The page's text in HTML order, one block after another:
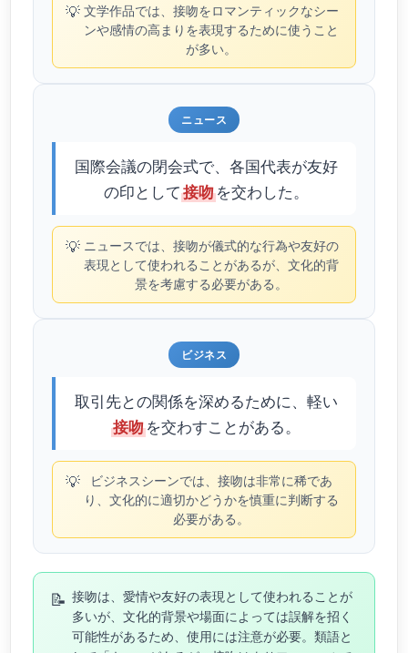
💡 文学作品では、接吻をロマンティックなシー
ンや感情の高まりを表現するために使うこと
が多い。
ニュース
国際会議の閉会式で、各国代表が友好
の印として接吻を交わした。
💡 ニュースでは、接吻が儀式的な行為や友好の
表現として使われることがあるが、文化的背
景を考慮する必要がある。
ビジネス
取引先との関係を深めるために、軽い
接吻を交わすことがある。
💡
ビジネスシーンでは、接吻は非常に稀であ
り、文化的に適切かどうかを慎重に判断する
必要がある。
📝 接吻は、愛情や友好の表現として使われることが
多いが、文化的背景や場面によっては誤解を招く
可能性があるため、使用には注意が必要。類語と